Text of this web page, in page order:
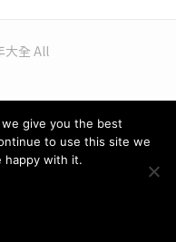
大全 All
give you the best
to use this site we
happy with it.